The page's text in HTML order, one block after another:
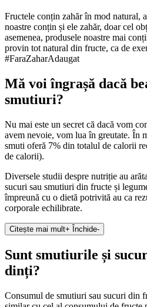
Fructele conțin zahăr în mod natural,
noastre conțin și ele zahăr, doar cel
asemenea, produsele noastre mai
provin tot natural din fructe, ca de
#FaraZaharAdaugat
Mă voi îngrașă dacă
smutiuri?
Nu mai este un secret că dacă vom
avem nevoie, vom lua în greutate. În
smuti oferă 7% din totalul de calorii
de calorii).
Diversele studii despre nutriție au
sucuri sau smutiuri din fructe și
împreună cu o dietă potrivită au ca
corporale echilibrate.
Citește mai mult+ Închide-
Sunt smutiurile și
dinți?
Consumul de smutiuri sau sucuri din